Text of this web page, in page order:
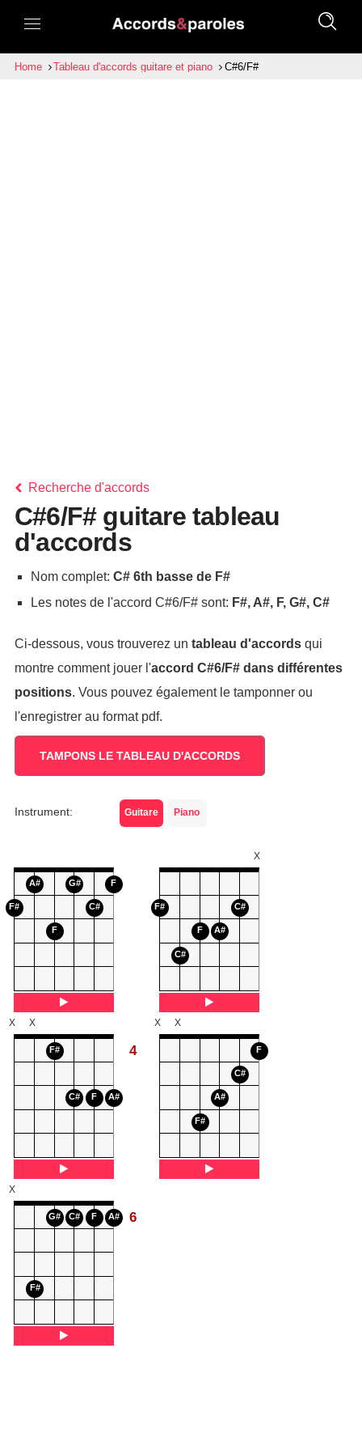
Home Tableau d'accords guitare et piano C#6/F#
Recherche d'accords
C#6/F# guitare tableau
d'accords
Nom complet: C# 6th basse de F#
Les notes de l'accord C#6/F# sont: F#, A#, F, G#, C#
Ci-dessous, vous trouverez un tableau d'accordsqui
montre comment jouer l'accord C#6/F#dans différentes
positions. Vous pouvez également le tamponner ou
l'enregistrer au format pdf.
TAMPONS LE TABLEAU D'ACCORDS
Instrument: Guitare Piano
F#
A#
F
G#
C#
F
F#
C#
F A#
C#
X
F#
C# F A#
X X
4
F#
A#
C#
F
X X
F#
G# C# F A#
X
6